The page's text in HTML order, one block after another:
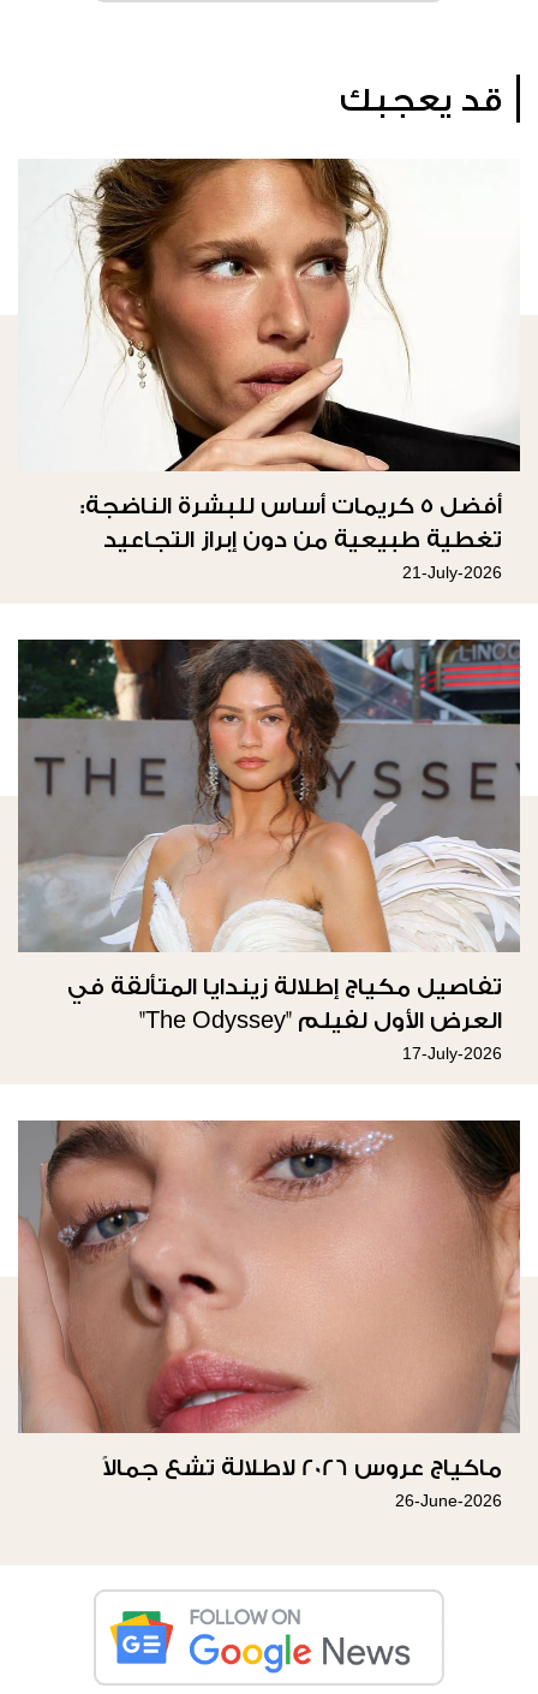
قد يعجبك
أفضل 5 كريمات أساس للبشرة الناضجة:
تغطية طبيعية من دون إبراز التجاعيد
21-July-2026
تفاصيل مكياج إطلالة زيندايا المتألقة في
العرض الأول لفيلم "The Odyssey"
17-July-2026
ماكياج عروس 2026 لاطلالة تشع جمالاً
26-June-2026